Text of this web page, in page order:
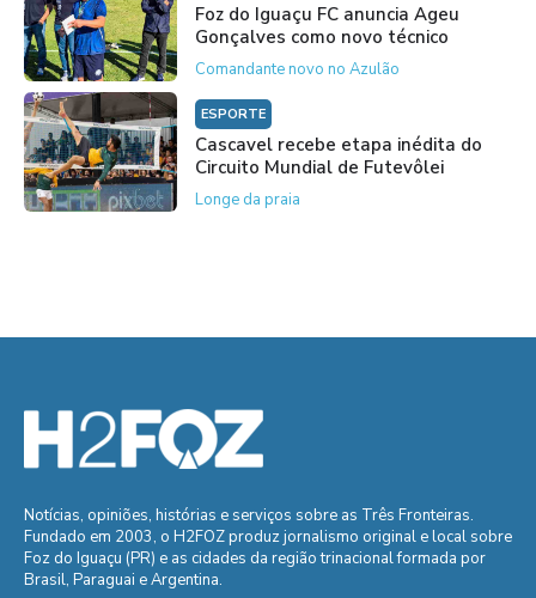
Foz do Iguaçu FC anuncia Ageu
Gonçalves como novo técnico
Comandante novo no Azulão
ESPORTE
Cascavel recebe etapa inédita do
Circuito Mundial de Futevôlei
Longe da praia
Notícias, opiniões, histórias e serviços sobre as Três Fronteiras.
Fundado em 2003, o H2FOZ produz jornalismo original e local sobre
Foz do Iguaçu (PR) e as cidades da região trinacional formada por
Brasil, Paraguai e Argentina.